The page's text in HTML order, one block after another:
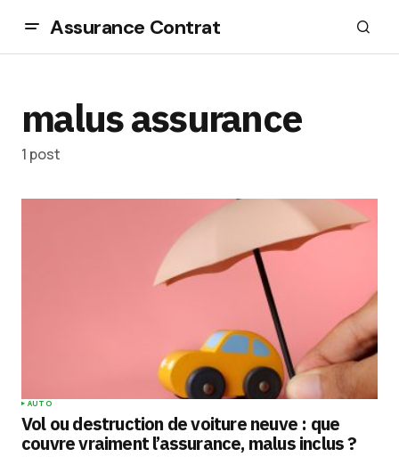
Assurance Contrat
malus assurance
1 post
AUTO
Vol ou destruction de voiture neuve : que
couvre vraiment l’assurance, malus inclus ?